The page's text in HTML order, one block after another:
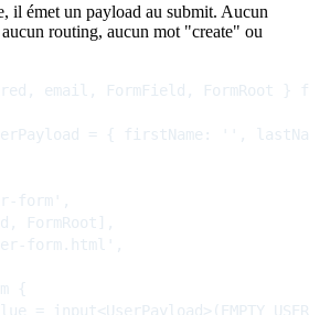
il émet un payload au submit. Aucun
routing, aucun mot "create" ou
email, FormField, FormRoot }
UserPayload = { firstName: '',
form',
FormRoot],
form.html',
{
=